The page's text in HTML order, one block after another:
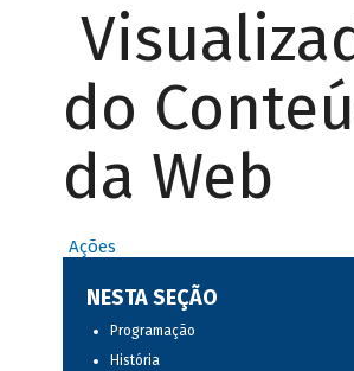
do
da Web
Ações
NESTA SEÇÃO
Programação
História